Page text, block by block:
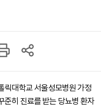
릭대학교 서울성모병원 가정
준히 진료를 받는 당뇨병 환자